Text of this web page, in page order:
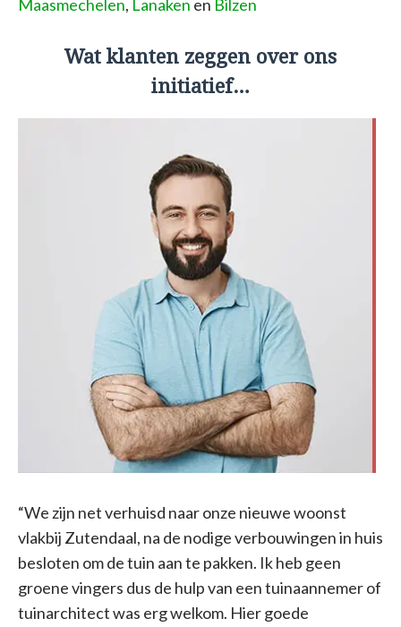
Maasmechelen, Lanaken en Bilzen
Wat klanten zeggen over ons
initiatief…
“We zijn net verhuisd naar onze nieuwe woonst
vlakbij Zutendaal, na de nodige verbouwingen in huis
besloten om de tuin aan te pakken. Ik heb geen
groene vingers dus de hulp van een tuinaannemer of
tuinarchitect was erg welkom. Hier goede